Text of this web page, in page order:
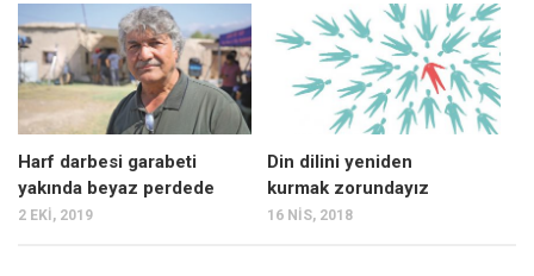
Mehmet Ali Tekin
Abir E. Nahas
Amina S. Jenenkovic
Bağdagül Öz
Esra Elönü
Harf darbesi garabeti
yakında beyaz perdede
2 EKI, 2019
Din dilini yeniden
kurmak zorundayız
16 NIS, 2018